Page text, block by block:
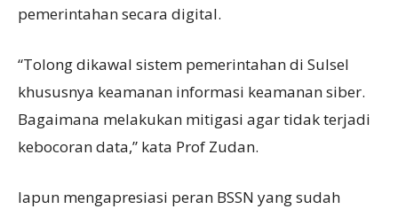
pemerintahan secara digital.
“Tolong dikawal sistem pemerintahan di Sulsel
khususnya keamanan informasi keamanan siber.
Bagaimana melakukan mitigasi agar tidak terjadi
kebocoran data,” kata Prof Zudan.
Iapun mengapresiasi peran BSSN yang sudah